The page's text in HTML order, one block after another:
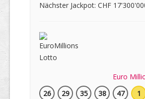
Nächster Jackpot: CHF
Euro
26
29 35 38 47 1